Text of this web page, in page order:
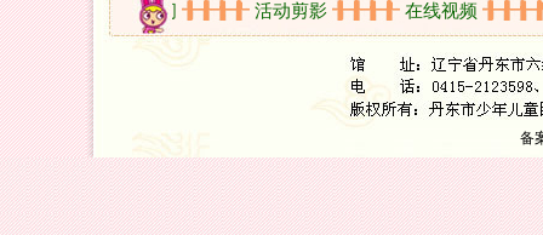
开放时间 活动剪影 在线视频
备